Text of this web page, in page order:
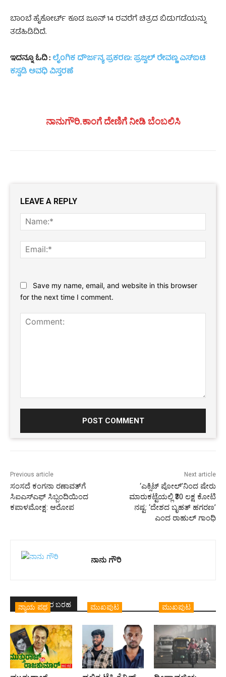
ಬಾಂಬೆ ಹೈಕೋರ್ಟ್ ಕೂಡ ಜೂನ್ 14 ರವರೆಗೆ ಚಿತ್ರದ ಬಿಡುಗಡೆಯನ್ನು
ತಡೆಹಿಡಿದಿದೆ.
ಇದನ್ನೂ ಓದಿ :ಲೈಂಗಿಕ ದೌರ್ಜನ್ಯ ಪ್ರಕರಣ: ಪ್ರಜ್ವಲ್ ರೇವಣ್ಣ ಎಸ್‌ಐಟಿ
ಕಸ್ಟಡಿ ಅವಧಿ ವಿಸ್ತರಣೆ
ನಾನುಗೌರಿ.ಕಾಂಗೆ ದೇಣಿಗೆ ನೀಡಿ ಬೆಂಬಲಿಸಿ
LEAVE A REPLY
Save my name, email, and website in this browser
for the next time I comment.
Previous article
ಸಂಸದೆ ಕಂಗನಾ ರಣಾವತ್‌ಗೆ
ಸಿಐಎಸ್ಎಫ್ ಸಿಬ್ಬಂದಿಯಿಂದ
ಕಪಾಳಮೋಕ್ಷ: ಆರೋಪ
Next article
‘ಎಕ್ಸಿಟ್ ಪೋಲ್‌’ನಿಂದ ಷೇರು
ಮಾರುಕಟ್ಟೆಯಲ್ಲಿ ₹30 ಲಕ್ಷ ಕೋಟಿ
ನಷ್ಟ: ‘ದೇಶದ ಬೃಹತ್ ಹಗರಣ’
ಎಂದ ರಾಹುಲ್ ಗಾಂಧಿ
ನಾನು ಗೌರಿ
ಇದೇ ಲೇಖಕರ ಬರಹ
ನ್ಯಾಯ ಪಥ ಮುಖಪುಟ ಮುಖಪುಟ